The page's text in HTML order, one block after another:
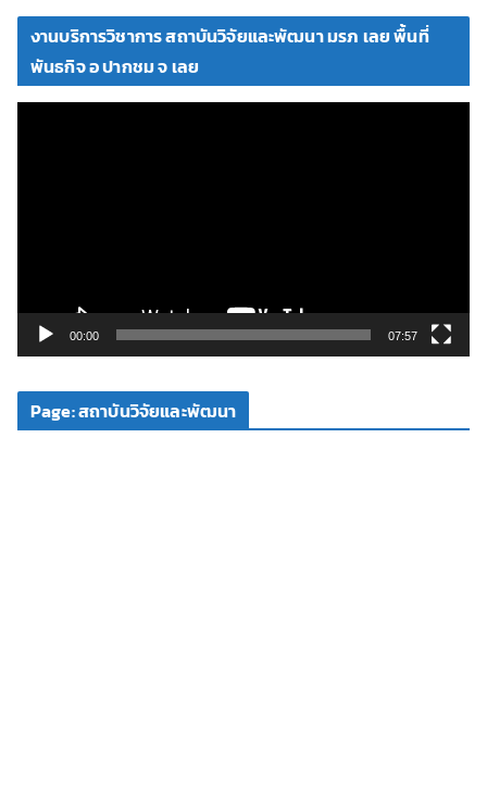
โ
งานบริการวิชาการ สถาบันวิจัยและพัฒนา มรภ เลย พื้นที่
พันธกิจ อ ปากชม จ เลย
ดี
โ
00:00 07:57
Page: สถาบันวิจัยและพัฒนา